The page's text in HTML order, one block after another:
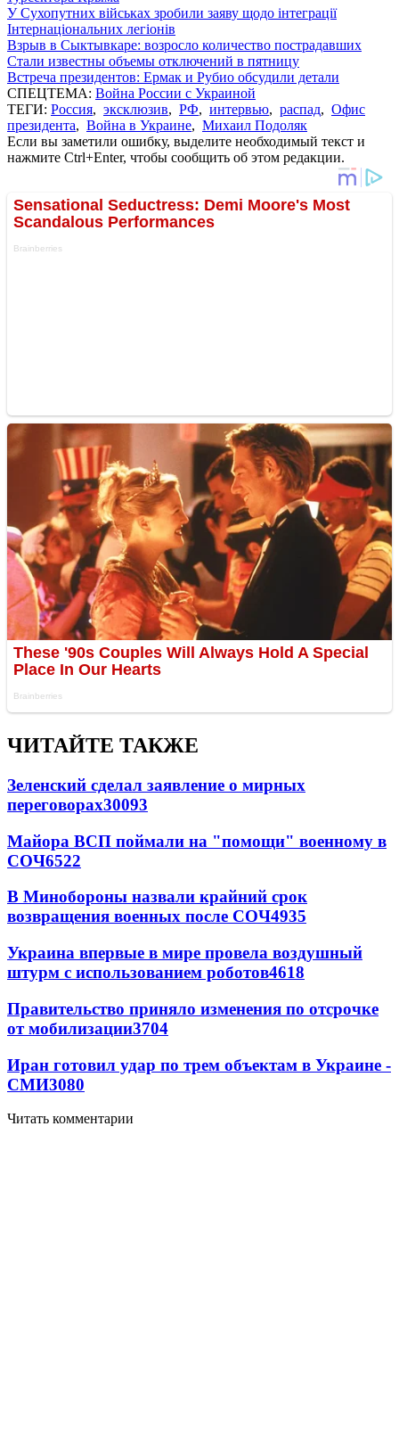
У Сухопутних військах зробили заяву щодо інтеграції
Інтернаціональних легіонів
Взрыв в Сыктывкаре: возросло количество пострадавших
Стали известны объемы отключений в пятницу
Встреча президентов: Ермак и Рубио обсудили детали
СПЕЦТЕМА: Война России с Украиной
ТЕГИ: Россия, эксклюзив, РФ, интервью, распад, Офис
президента, Война в Украине, Михаил Подоляк
Если вы заметили ошибку, выделите необходимый текст и
нажмите Ctrl+Enter, чтобы сообщить об этом редакции.
ЧИТАЙТЕ ТАКЖЕ
Зеленский сделал заявление о мирных
переговорах30093
Майора ВСП поймали на "помощи" военному в
СОЧ6522
В Минобороны назвали крайний срок
возвращения военных после СОЧ4935
Украина впервые в мире провела воздушный
штурм с использованием роботов4618
Правительство приняло изменения по отсрочке
от мобилизации3704
Иран готовил удар по трем объектам в Украине -
СМИ3080
Читать комментарии